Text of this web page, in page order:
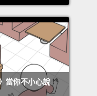
red-orange and
called a color
its name.
一點基本的進修
？那你就已經對
、黃色加藍色變
當你不小心說